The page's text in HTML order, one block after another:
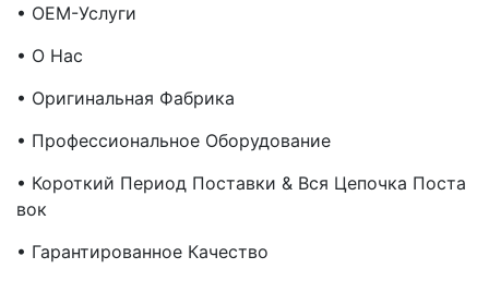
• OEM-Услуги
• О Нас
• Оригинальная Фабрика
• Профессиональное Оборудование
• Короткий Период Поставки & Вся Цепочка Поста
Вок
• Гарантированное Качество